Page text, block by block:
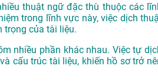
thuật ngữ đặc thù thuộc các
trong lĩnh vực này, việc dịch
trọng của tài liệu.
nhiều phần khác nhau. Việc tự
cấu trúc tài liệu, khiến hồ sơ trở